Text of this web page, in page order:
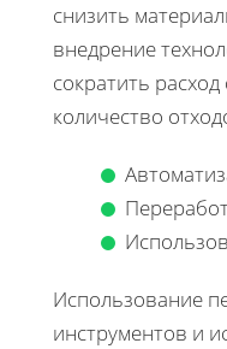
снизить
внедрение
сократить
количество
Использование
инструментов и